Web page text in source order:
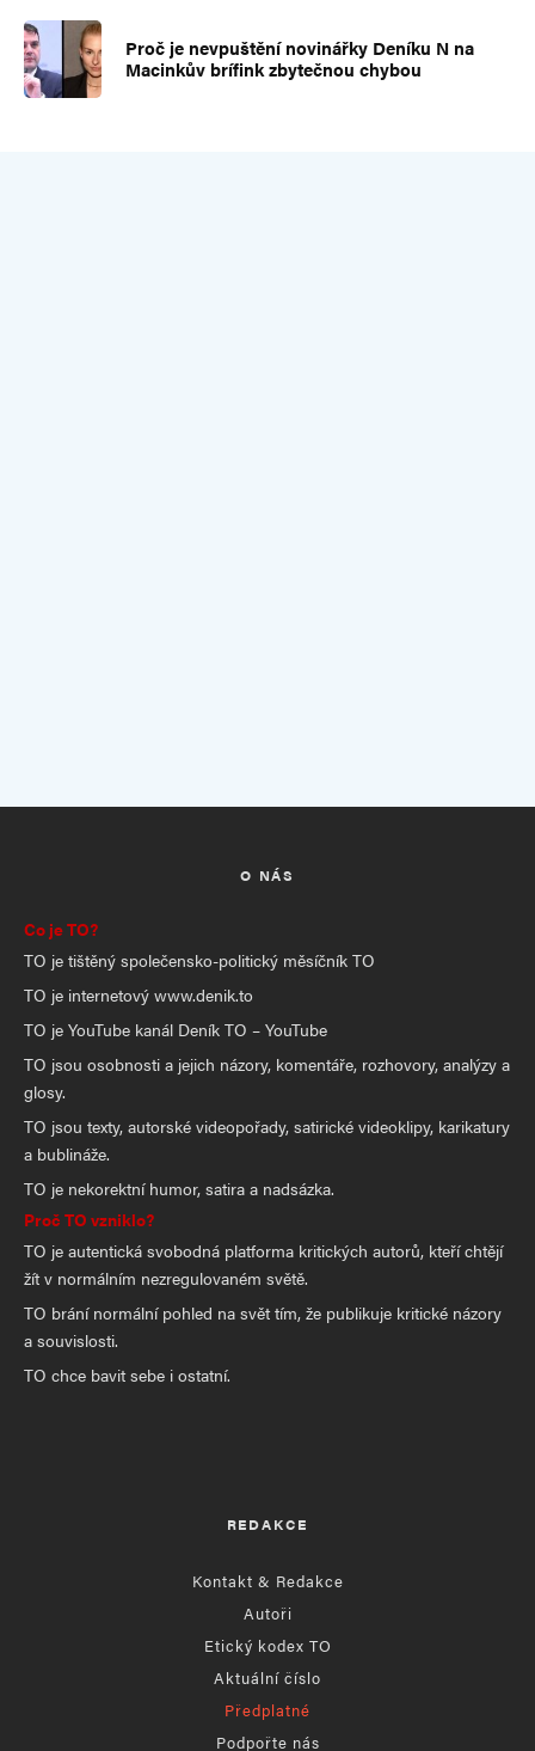
Proč je nevpuštění novinářky Deníku N na
Macinkův brífink zbytečnou chybou
O NÁS
Co je TO?
TO je tištěný společensko-politický měsíčník TO
TO je internetový www.denik.to
TO je YouTube kanál Deník TO – YouTube
TO jsou osobnosti a jejich názory, komentáře, rozhovory, analýzy a
glosy.
TO jsou texty, autorské videopořady, satirické videoklipy, karikatury
a bublináže.
TO je nekorektní humor, satira a nadsázka.
Proč TO vzniklo?
TO je autentická svobodná platforma kritických autorů, kteří chtějí
žít v normálním nezregulovaném světě.
TO brání normální pohled na svět tím, že publikuje kritické názory
a souvislosti.
TO chce bavit sebe i ostatní.
REDAKCE
Kontakt & Redakce
Autoři
Etický kodex TO
Aktuální číslo
Předplatné
Podpořte nás